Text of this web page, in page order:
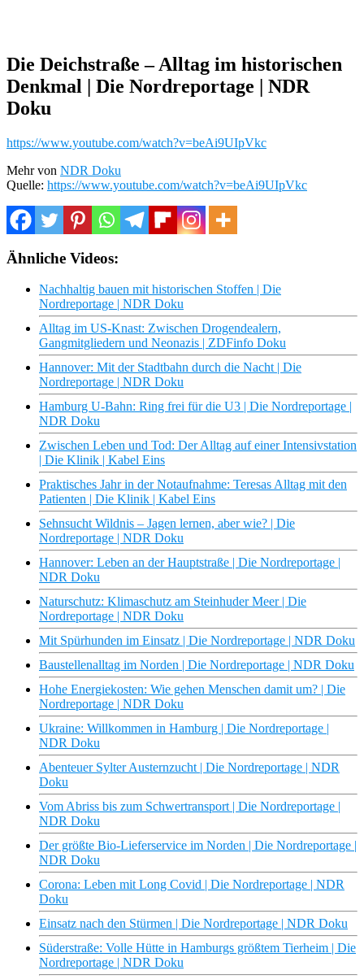
Die Deichstraße – Alltag im historischen
Denkmal | Die Nordreportage | NDR
Doku
https://www.youtube.com/watch?v=beAi9UIpVkc
Mehr von NDR Doku
Quelle: https://www.youtube.com/watch?v=beAi9UIpVkc
Ähnliche Videos:
Nachhaltig bauen mit historischen Stoffen | Die
Nordreportage | NDR Doku
Alltag im US-Knast: Zwischen Drogendealern,
Gangmitgliedern und Neonazis | ZDFinfo Doku
Hannover: Mit der Stadtbahn durch die Nacht | Die
Nordreportage | NDR Doku
Hamburg U-Bahn: Ring frei für die U3 | Die Nordreportage |
NDR Doku
Zwischen Leben und Tod: Der Alltag auf einer Intensivstation
| Die Klinik | Kabel Eins
Praktisches Jahr in der Notaufnahme: Teresas Alltag mit den
Patienten | Die Klinik | Kabel Eins
Sehnsucht Wildnis – Jagen lernen, aber wie? | Die
Nordreportage | NDR Doku
Hannover: Leben an der Hauptstraße | Die Nordreportage |
NDR Doku
Naturschutz: Klimaschutz am Steinhuder Meer | Die
Nordreportage | NDR Doku
Mit Spürhunden im Einsatz | Die Nordreportage | NDR Doku
Baustellenalltag im Norden | Die Nordreportage | NDR Doku
Hohe Energiekosten: Wie gehen Menschen damit um? | Die
Nordreportage | NDR Doku
Ukraine: Willkommen in Hamburg | Die Nordreportage |
NDR Doku
Abenteuer Sylter Austernzucht | Die Nordreportage | NDR
Doku
Vom Abriss bis zum Schwertransport | Die Nordreportage |
NDR Doku
Der größte Bio-Lieferservice im Norden | Die Nordreportage |
NDR Doku
Corona: Leben mit Long Covid | Die Nordreportage | NDR
Doku
Einsatz nach den Stürmen | Die Nordreportage | NDR Doku
Süderstraße: Volle Hütte in Hamburgs größtem Tierheim | Die
Nordreportage | NDR Doku